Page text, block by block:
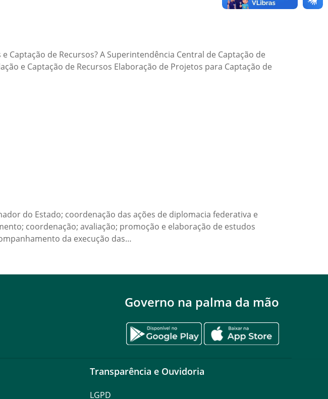
de Recursos? A Superintendência Central de Captação de
e Captação de Recursos Elaboração de Projetos para Captação de
do Estado; coordenação das ações de diplomacia federativa e
coordenação; avaliação; promoção e elaboração de estudos
da execução das…
Governo na palma da mão
Transparência e Ouvidoria
LGPD